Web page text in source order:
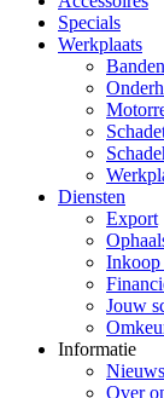
Specials
Werkplaats
Banden
Diensten
Export
Inkoop
Jouw
Informatie
Nieuws
Over